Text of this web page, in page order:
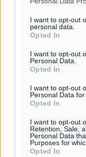
I want to opt-out
personal data.
Opted In
I want to opt-out
Personal Data.
Opted In
I want to opt-out
Personal Data for
Opted In
I want to opt-out
Retention, Sale,
Personal Data
Purposes for
Opted In
Υπενθύμιση:
Για την μερική
ιστοσελίδες είναι
παρεχόμενου